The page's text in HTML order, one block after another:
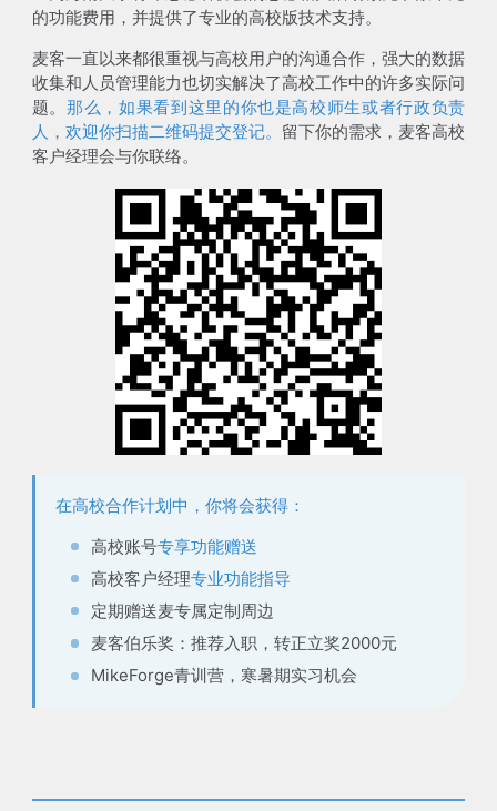
的功能费用，并提供了专业的高校版技术支持。
麦客一直以来都很重视与高校用户的沟通合作，强大的数据
收集和人员管理能力也切实解决了高校工作中的许多实际问
题。 那么，如果看到这里的你也是高校师生或者行政负责
人，欢迎你扫描二维码提交登记。 留下你的需求，麦客高校
客户经理会与你联络。
在高校合作计划中，你将会获得：
高校账号专享功能赠送
高校客户经理专业功能指导
定期赠送麦专属定制周边
麦客伯乐奖：推荐入职， 转正立奖2000元
MikeForge青训营， 寒暑期实习机会